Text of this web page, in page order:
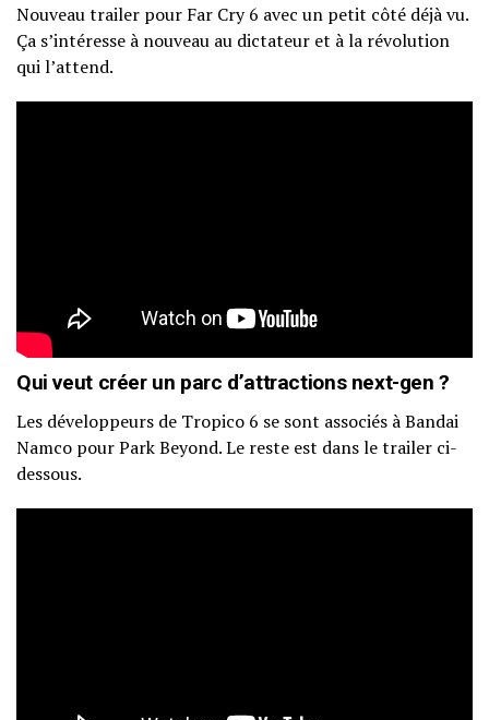
Nouveau trailer pour Far Cry 6 avec un petit côté déjà vu.
Ça s’intéresse à nouveau au dictateur et à la révolution
qui l’attend.
Qui veut créer un parc d’attractions next-gen ?
Les développeurs de Tropico 6 se sont associés à Bandai
Namco pour Park Beyond. Le reste est dans le trailer ci-
dessous.